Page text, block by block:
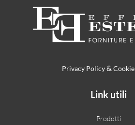
Privacy Policy&
Link utili
Prodotti